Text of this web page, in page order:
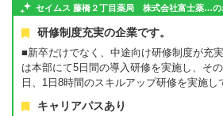
セイムス 藤橋２丁目薬局 株式会社富士薬…の
研修制度充実の企業です。
■新卒だけでなく、中途向け研修制度が充
は本部にて5日間の導入研修を実施し、そ
日、1日8時間のスキルアップ研修を実施し
キャリアパスあり